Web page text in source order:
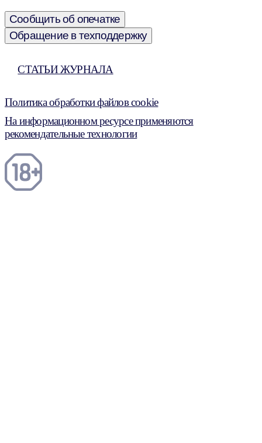
Сообщить об опечатке
Обращение в техподдержку
СТАТЬИ ЖУРНАЛА
Политика обработки файлов cookie
На информационном ресурсе применяются
рекомендательные технологии